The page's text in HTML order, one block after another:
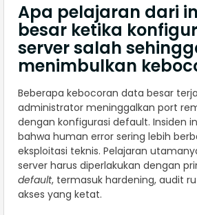
Apa pelajaran dari
besar ketika
server salah
menimbulkan
Beberapa kebocoran data besar
administrator meninggalkan port
dengan konfigurasi default. Insiden
bahwa human error sering lebih
eksploitasi teknis. Pelajaran
server harus diperlakukan dengan
default, termasuk hardening, audit
akses yang ketat.